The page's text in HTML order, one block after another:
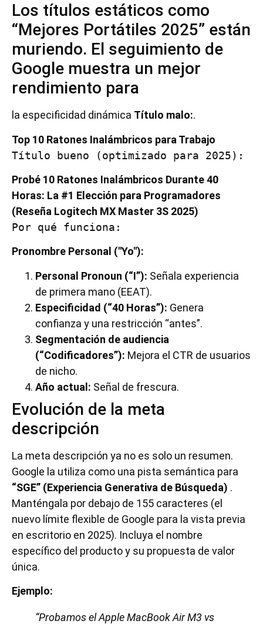
Los títulos estáticos como
“Mejores Portátiles 2025” están
muriendo. El seguimiento de
Google muestra un mejor
rendimiento para
la especificidad dinámica Título malo:.
Top 10 Ratones Inalámbricos para Trabajo
Título bueno (optimizado para 2025):
Probé 10 Ratones Inalámbricos Durante 40
Horas: La #1 Elección para Programadores
(Reseña Logitech MX Master 3S 2025)
Por qué funciona:
Pronombre Personal ("Yo"):
Personal Pronoun (“I”): Señala experiencia
de primera mano (EEAT).
Especificidad (“40 Horas”): Genera
confianza y una restricción “antes”.
Segmentación de audiencia
(“Codificadores”): Mejora el CTR de usuarios
de nicho.
Año actual: Señal de frescura.
Evolución de la meta
descripción
La meta descripción ya no es solo un resumen.
Google la utiliza como una pista semántica para
“SGE” (Experiencia Generativa de Búsqueda) .
Manténgala por debajo de 155 caracteres (el
nuevo límite flexible de Google para la vista previa
en escritorio en 2025). Incluya el nombre
específico del producto y su propuesta de valor
única.
Ejemplo:
“Probamos el Apple MacBook Air M3 vs